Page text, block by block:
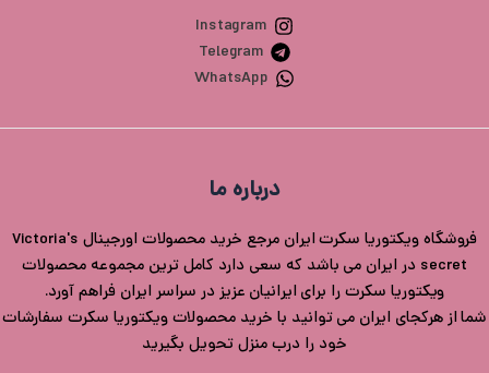
Instagram
Telegram
WhatsApp
درباره ما
فروشگاه ویکتوریا سکرت ایران مرجع خرید محصولات اورجینال Victoria's
secret در ایران می باشد که سعی دارد کامل ترین مجموعه محصولات
ویکتوریا سکرت را برای ایرانیان عزیز در سراسر ایران فراهم آورد.
شما از هرکجای ایران می توانید با خرید محصولات ویکتوریا سکرت سفارشات
خود را درب منزل تحویل بگیرید